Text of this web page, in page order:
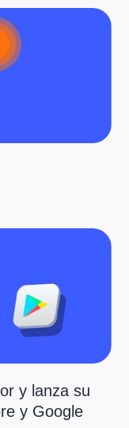
y lanza su
y Google